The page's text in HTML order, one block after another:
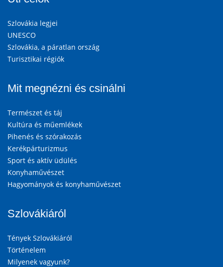
Szlovákia legjei
UNESCO
Szlovákia, a páratlan ország
Turisztikai régiók
Mit megnézni és csinálni
Természet és táj
Kultúra és műemlékek
Pihenés és szórakozás
Kerékpárturizmus
Sport és aktív üdülés
Konyhaművészet
Hagyományok és konyhaművészet
Szlovákiáról
Tények Szlovákiáról
Történelem
Milyenek vagyunk?